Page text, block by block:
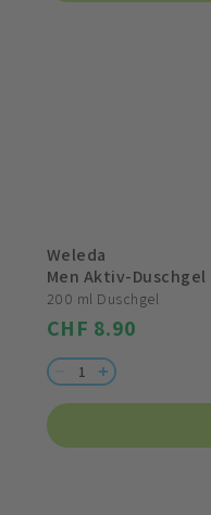
Weleda
Men Aktiv-Duschgel
200 ml Duschgel
CHF 8.90